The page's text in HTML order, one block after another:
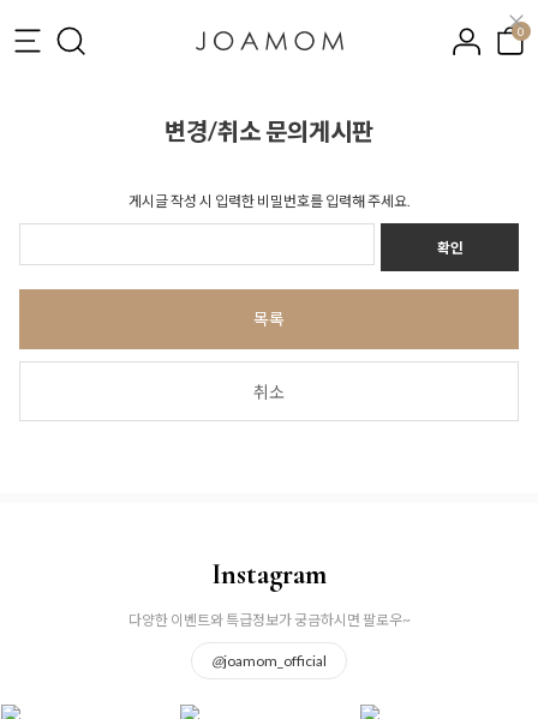
0
변경/취소 문의게시판
게시글 작성 시 입력한 비밀번호를 입력해 주세요.
확인
목록
취소
Instagram
다양한 이벤트와 특급정보가 궁금하시면 팔로우~
@joamom_official